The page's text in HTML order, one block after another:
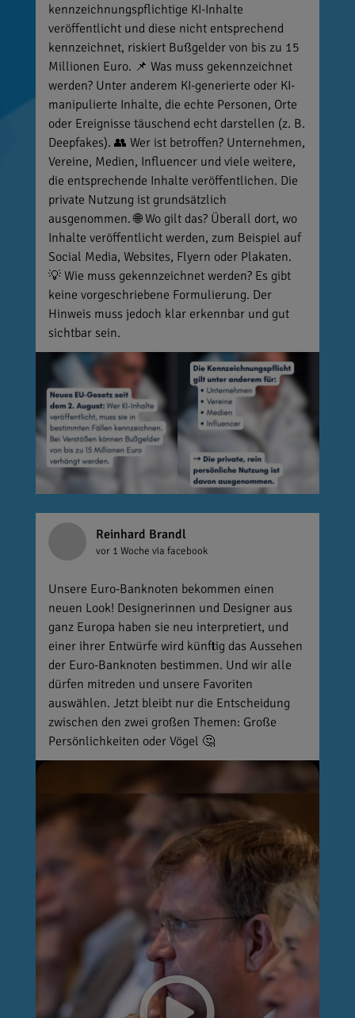
kennzeichnungspflichtige KI-Inhalte
veröffentlicht und diese nicht entsprechend
kennzeichnet, riskiert Bußgelder von bis zu 15
Millionen Euro. 📌 Was muss gekennzeichnet
werden? Unter anderem KI-generierte oder KI-
manipulierte Inhalte, die echte Personen, Orte
oder Ereignisse täuschend echt darstellen (z. B.
Deepfakes). 👥 Wer ist betroffen? Unternehmen,
Vereine, Medien, Influencer und viele weitere,
die entsprechende Inhalte veröffentlichen. Die
private Nutzung ist grundsätzlich
ausgenommen. 🌐 Wo gilt das? Überall dort, wo
Inhalte veröffentlicht werden, zum Beispiel auf
Social Media, Websites, Flyern oder Plakaten.
💡 Wie muss gekennzeichnet werden? Es gibt
keine vorgeschriebene Formulierung. Der
Hinweis muss jedoch klar erkennbar und gut
sichtbar sein.
Reinhard Brandl
vor 1 Woche via facebook
Unsere Euro-Banknoten bekommen einen
neuen Look! Designerinnen und Designer aus
ganz Europa haben sie neu interpretiert, und
einer ihrer Entwürfe wird künftig das Aussehen
der Euro-Banknoten bestimmen. Und wir alle
dürfen mitreden und unsere Favoriten
auswählen. Jetzt bleibt nur die Entscheidung
zwischen den zwei großen Themen: Große
Persönlichkeiten oder Vögel 🤔